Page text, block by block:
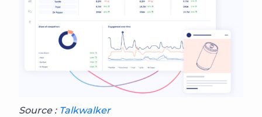
Source :Talkwalker